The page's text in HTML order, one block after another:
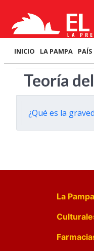
INICIO LA PAMPA PAÍS
Teoría
¿Qué es la
La Pampa